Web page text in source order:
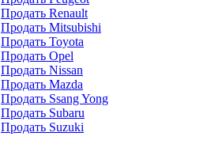
Продать Renault
Продать Mitsubishi
Продать Toyota
Продать Opel
Продать Nissan
Продать Mazda
Продать Ssang Yong
Продать Subaru
Продать Suzuki